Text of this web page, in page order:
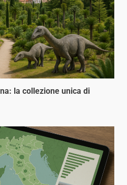
la collezione unica di